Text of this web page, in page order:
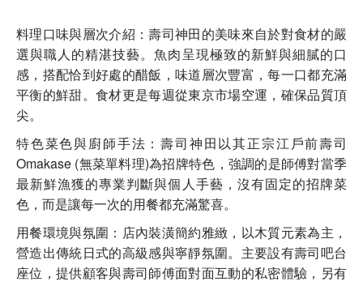
料理口味與層次介紹：壽司神田的美味來自於對食材的嚴
選與職人的精湛技藝。魚肉呈現極致的新鮮與細膩的口
感，搭配恰到好處的醋飯，味道層次豐富，每一口都充滿
平衡的鮮甜。食材更是每週從東京市場空運，確保品質頂
尖。
特色菜色與廚師手法：壽司神田以其正宗江戶前壽司
Omakase (無菜單料理)為招牌特色，強調的是師傅對當季
最新鮮漁獲的專業判斷與個人手藝，沒有固定的招牌菜
色，而是讓每一次的用餐都充滿驚喜。
用餐環境與氛圍：店內裝潢簡約雅緻，以木質元素為主，
營造出傳統日式的高級感與寧靜氛圍。主要設有壽司吧台
座位，提供顧客與壽司師傅面對面互動的私密體驗，另有